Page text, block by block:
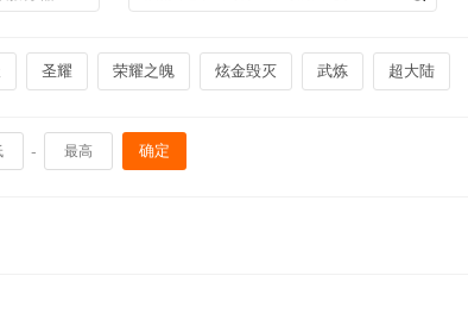
圣耀 荣耀之魄 炫金毁灭 武炼 超大陆
- 确定